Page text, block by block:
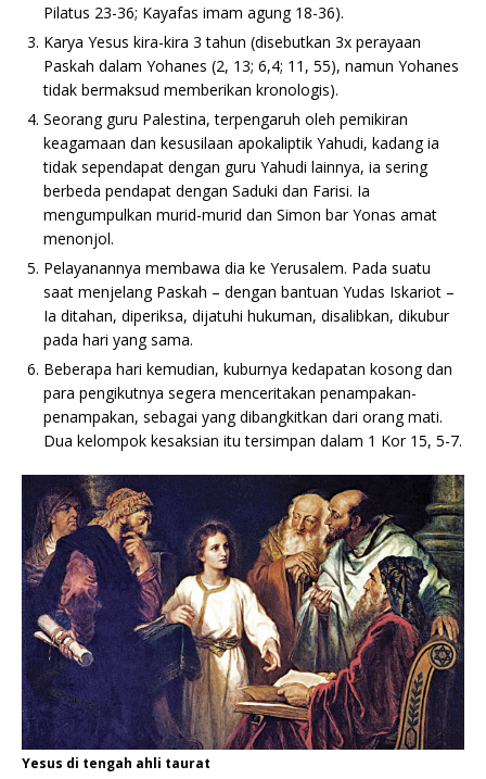
Pilatus 23-36; Kayafas imam agung 18-36).
Karya Yesus kira-kira 3 tahun (disebutkan 3x perayaan
Paskah dalam Yohanes (2, 13; 6,4; 11, 55), namun Yohanes
tidak bermaksud memberikan kronologis).
Seorang guru Palestina, terpengaruh oleh pemikiran
keagamaan dan kesusilaan apokaliptik Yahudi, kadang ia
tidak sependapat dengan guru Yahudi lainnya, ia sering
berbeda pendapat dengan Saduki dan Farisi. Ia
mengumpulkan murid-murid dan Simon bar Yonas amat
menonjol.
Pelayanannya membawa dia ke Yerusalem. Pada suatu
saat menjelang Paskah – dengan bantuan Yudas Iskariot –
Ia ditahan, diperiksa, dijatuhi hukuman, disalibkan, dikubur
pada hari yang sama.
Beberapa hari kemudian, kuburnya kedapatan kosong dan
para pengikutnya segera menceritakan penampakan-
penampakan, sebagai yang dibangkitkan dari orang mati.
Dua kelompok kesaksian itu tersimpan dalam 1 Kor 15, 5-7.
Yesus di tengah ahli taurat